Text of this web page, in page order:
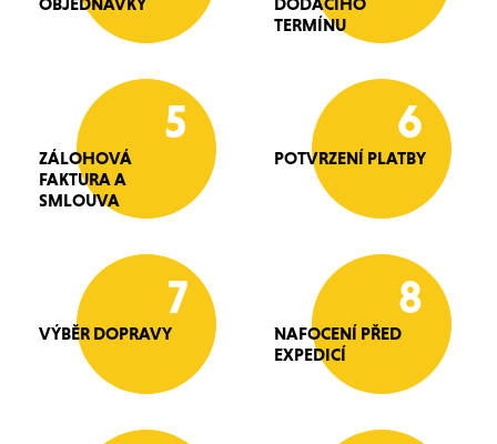
TERMÍNU
5
ZÁLOHOVÁ
FAKTURA A
SMLOUVA
6
POTVRZENÍ PLATBY
7
VÝBĚR DOPRAVY
8
NAFOCENÍ PŘED
EXPEDICÍ